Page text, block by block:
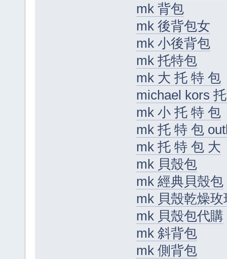
mk 背包
mk 後背包女
mk 小後背包
mk 托特包
mk 大 托 特 包
michael kors
mk 小 托 特 包
mk 托 特 包
mk 托 特 包 大
mk 貝殼包
mk 經典貝殼包
mk 貝殼乾燥玫
mk 貝殼包代購
mk 斜背包
mk 側背包